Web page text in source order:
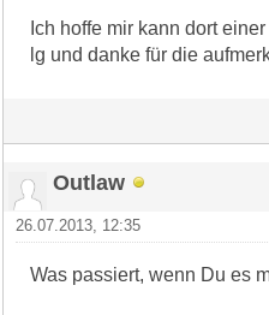
Ich hoffe mir kann dort
lg und danke für die
Outlaw
26.07.2013, 12:35
Was passiert, wenn Du es